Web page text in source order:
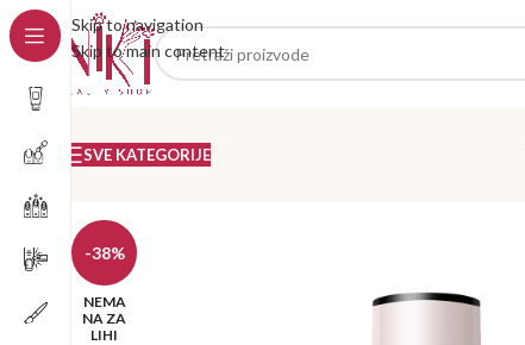
Skip to navigation
Skip to main content
SVE KATEGORIJE
-38%
NEMA
NA ZA
LIHI